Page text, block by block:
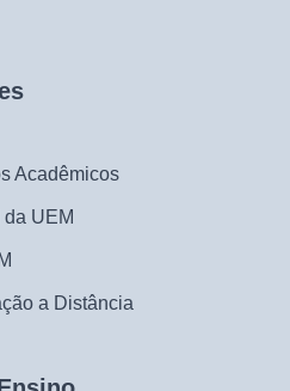
Acadêmicos
UEM
a Distância